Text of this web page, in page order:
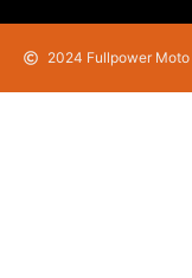
2024 Fullpower Moto